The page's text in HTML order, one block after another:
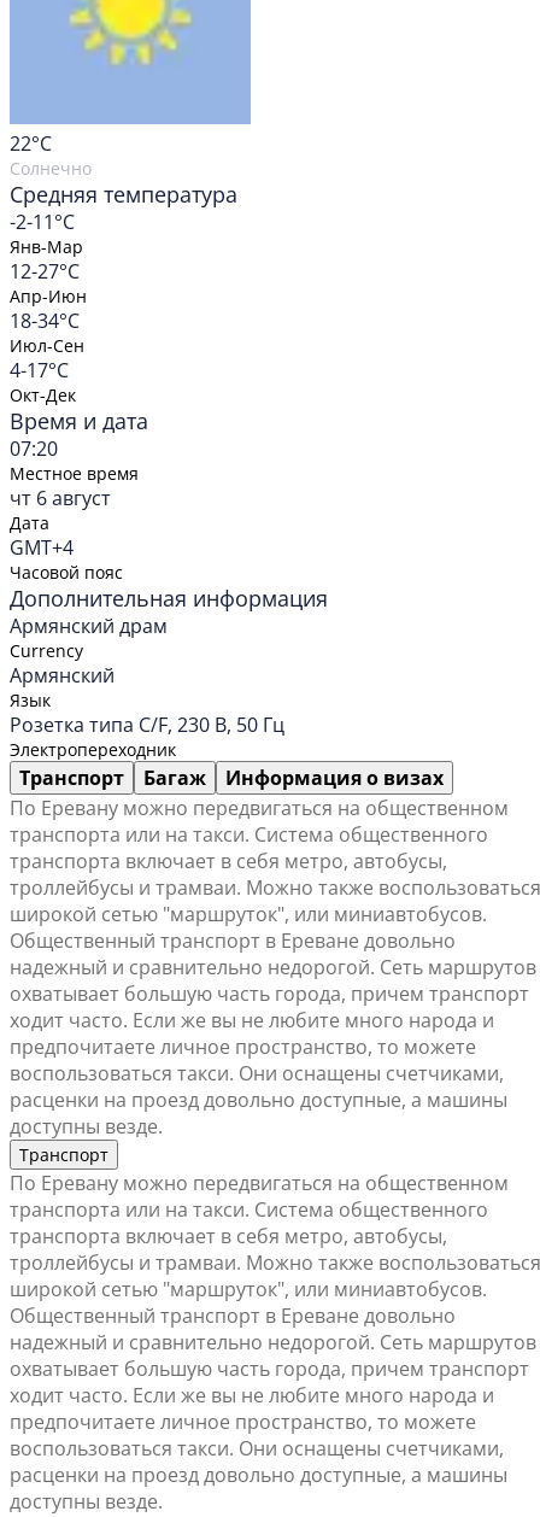
22°C
Солнечно
Средняя температура
-2-11°C
Янв-Мар
12-27°C
Апр-Июн
18-34°C
Июл-Сен
4-17°C
Окт-Дек
Время и дата
07:20
Местное время
чт 6 август
Дата
GMT+4
Часовой пояс
Дополнительная информация
Армянский драм
Currency
Армянский
Язык
Розетка типа C/F, 230 В, 50 Гц
Электропереходник
Транспорт Багаж
Информация о визах
По Еревану можно передвигаться на общественном
транспорта или на такси. Система общественного
транспорта включает в себя метро, автобусы,
троллейбусы и трамваи. Можно также воспользоваться
широкой сетью "маршруток", или миниавтобусов.
Общественный транспорт в Ереване довольно
надежный и сравнительно недорогой. Сеть маршрутов
охватывает большую часть города, причем транспорт
ходит часто. Если же вы не любите много народа и
предпочитаете личное пространство, то можете
воспользоваться такси. Они оснащены счетчиками,
расценки на проезд довольно доступные, а машины
доступны везде.
Транспорт
По Еревану можно передвигаться на общественном
транспорта или на такси. Система общественного
транспорта включает в себя метро, автобусы,
троллейбусы и трамваи. Можно также воспользоваться
широкой сетью "маршруток", или миниавтобусов.
Общественный транспорт в Ереване довольно
надежный и сравнительно недорогой. Сеть маршрутов
охватывает большую часть города, причем транспорт
ходит часто. Если же вы не любите много народа и
предпочитаете личное пространство, то можете
воспользоваться такси. Они оснащены счетчиками,
расценки на проезд довольно доступные, а машины
доступны везде.